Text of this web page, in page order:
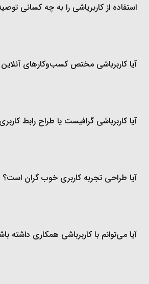
استفاده از کاربریاشی را به چه کسانی
آیا کاربرباشی مختص کسب‌وکارهای
آیا کاربرباشی گرافیست یا طراح رابط
آیا طراحی تجربه کاربری خوب گران است؟
آیا می‌توانم با کاربرباشی همکاری داشته